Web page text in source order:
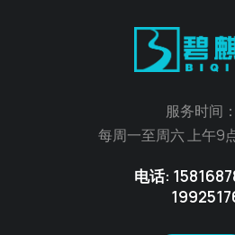
服务时间：
每周一至周六 上午9
电话: